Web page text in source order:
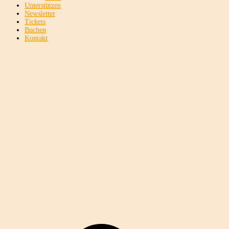
Unterstützen
Newsletter
Tickets
Buchen
Kontakt